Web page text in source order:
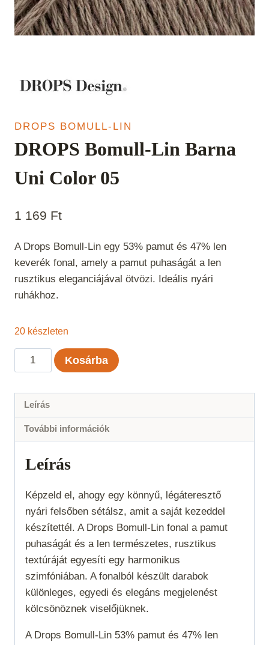
DROPS BOMULL-LIN
DROPS Bomull-Lin Barna
Uni Color 05
1 169 Ft
A Drops Bomull-Lin egy 53% pamut és 47% len
keverék fonal, amely a pamut puhaságát a len
rusztikus eleganciájával ötvözi. Ideális nyári
ruhákhoz.
20 készleten
DROPS
Bomull-
Barna
Uni
mennyiség
Kosárba
Leírás
További információk
Leírás
Képzeld el, ahogy egy könnyű, légáteresztő
nyári felsőben sétálsz, amit a saját kezeddel
készítettél. A Drops Bomull-Lin fonal a pamut
puhaságát és a len természetes, rusztikus
textúráját egyesíti egy harmonikus
szimfóniában. A fonalból készült darabok
különleges, egyedi és elegáns megjelenést
kölcsönöznek viselőjüknek.
A Drops Bomull-Lin 53% pamut és 47% len